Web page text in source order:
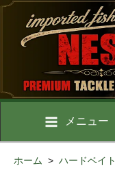
メニュー
ホーム > ハードベイト